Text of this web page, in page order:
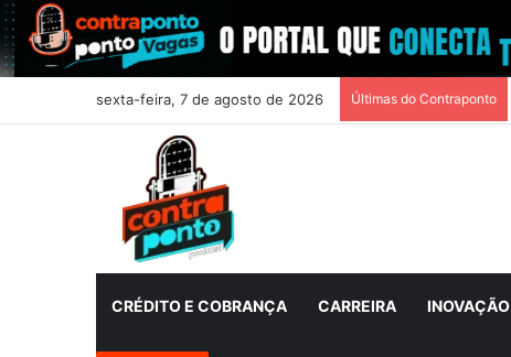
sexta-feira, 7 de agosto de 2026 Últimas do Contraponto
CRÉDITO E COBRANÇA CARREIRA INOVAÇÃO